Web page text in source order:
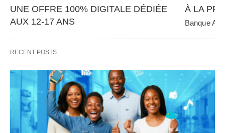
UNE OFFRE 100% DIGITALE DÉDIÉE
AUX 12-17 ANS
d’inclusion financière avec…
À LA
Banque
RECENT POSTS